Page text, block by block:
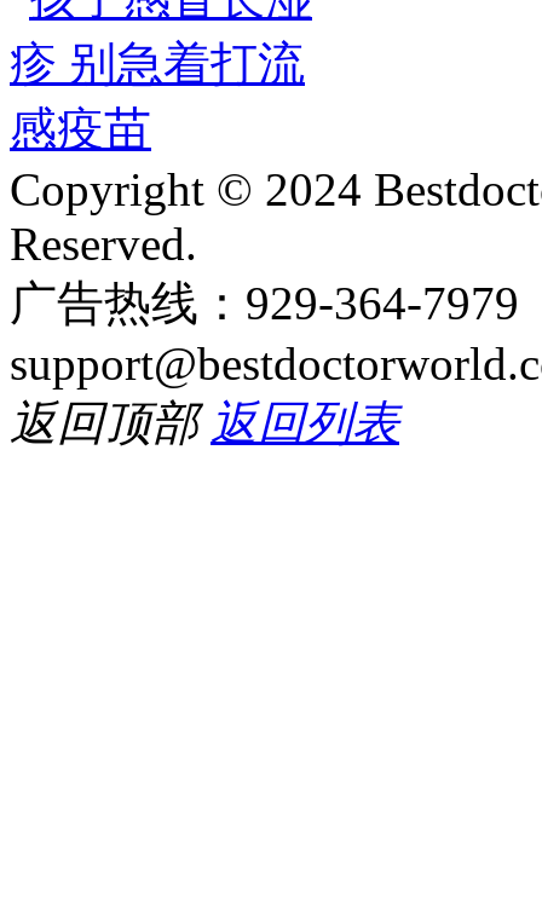
Copyright © 2024
Reserved.
广告热线：929-364-
返回顶部 返回列表